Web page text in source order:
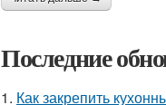
Последние
1. Как закрепить